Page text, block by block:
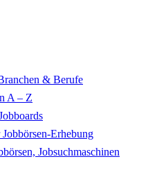
& Berufe
A – Z
Erhebung
Jobsuchmaschinen